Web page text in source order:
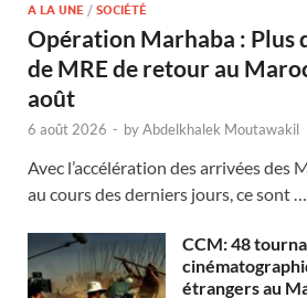
A LA UNE / SOCIÉTÉ
Opération Marhaba : Plus
de MRE de retour au
août
6 août 2026 - byAbdelkhalek Moutawakil
Avec l’accélération des arrivées des
au cours des derniers jours, ce sont …
CCM: 48
étrangers au